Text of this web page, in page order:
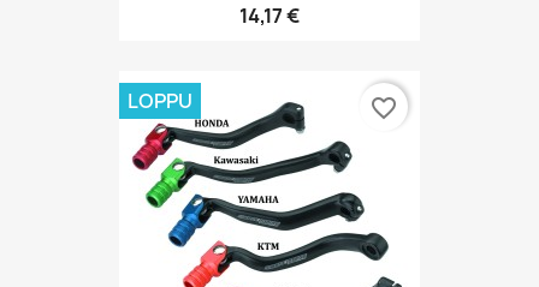
14,17 €
LOPPU favorite_border